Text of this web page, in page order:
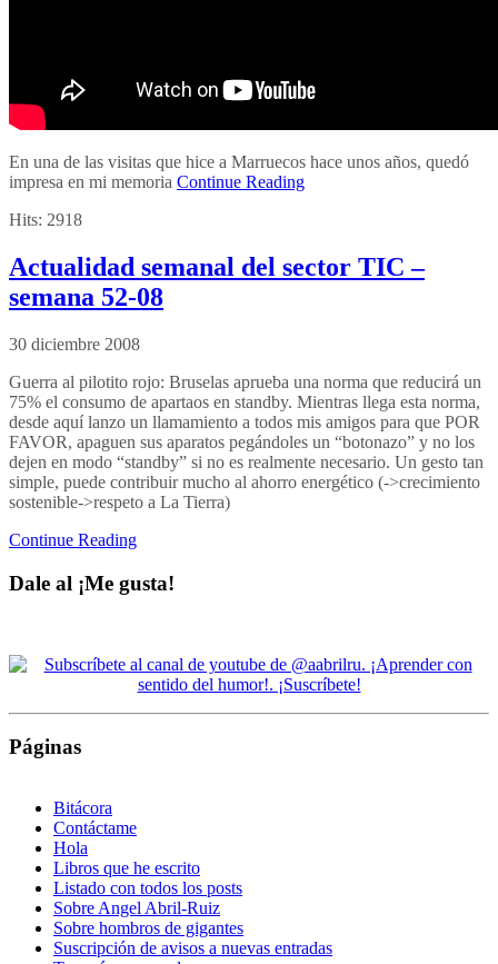
En una de las visitas que hice a Marruecos hace unos años, quedó
impresa en mi memoria Continue Reading
Hits: 2918
Actualidad semanal del sector TIC –
semana 52-08
30 diciembre 2008
Guerra al pilotito rojo: Bruselas aprueba una norma que reducirá un
75% el consumo de apartaos en standby. Mientras llega esta norma,
desde aquí lanzo un llamamiento a todos mis amigos para que POR
FAVOR, apaguen sus aparatos pegándoles un “botonazo” y no los
dejen en modo “standby” si no es realmente necesario. Un gesto tan
simple, puede contribuir mucho al ahorro energético (->crecimiento
sostenible->respeto a La Tierra)
Continue Reading
Dale al ¡Me gusta!
Páginas
Bitácora
Contáctame
Hola
Libros que he escrito
Listado con todos los posts
Sobre Angel Abril-Ruiz
Sobre hombros de gigantes
Suscripción de avisos a nuevas entradas